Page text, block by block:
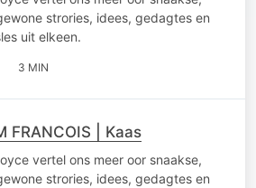
strories, idees, gedagtes en
uit elkeen.
3 MIN
FRANCOIS | Kaas
vertel ons meer oor snaakse,
strories, idees, gedagtes en